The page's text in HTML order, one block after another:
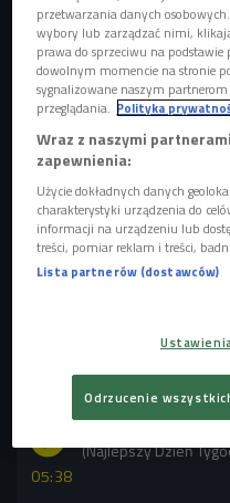
Jej filmik szybko stał się
serduszek i prawie 151
pseudonim "pesto egg
klasyk gatunku , czyli jajka
na oleju, tylko na pesto -
Kochman. - Pesto
samemu - blendując
parmezanu i z oliwą.
POSŁUCHAJ
05:38
(Najlepszy Dzień
przetwarzania danych
wybory lub zarządzać nimi,
prawa do sprzeciwu na
dowolnym momencie na stronie
sygnalizowane naszym
przeglądania. Polityka
Wraz z naszymi
zapewnienia:
Użycie dokładnych danych
charakterystyki urządzenia do
informacji na urządzeniu lub
treści, pomiar reklam i treści,
Lista partnerów (dostawców)
Odrzucenie